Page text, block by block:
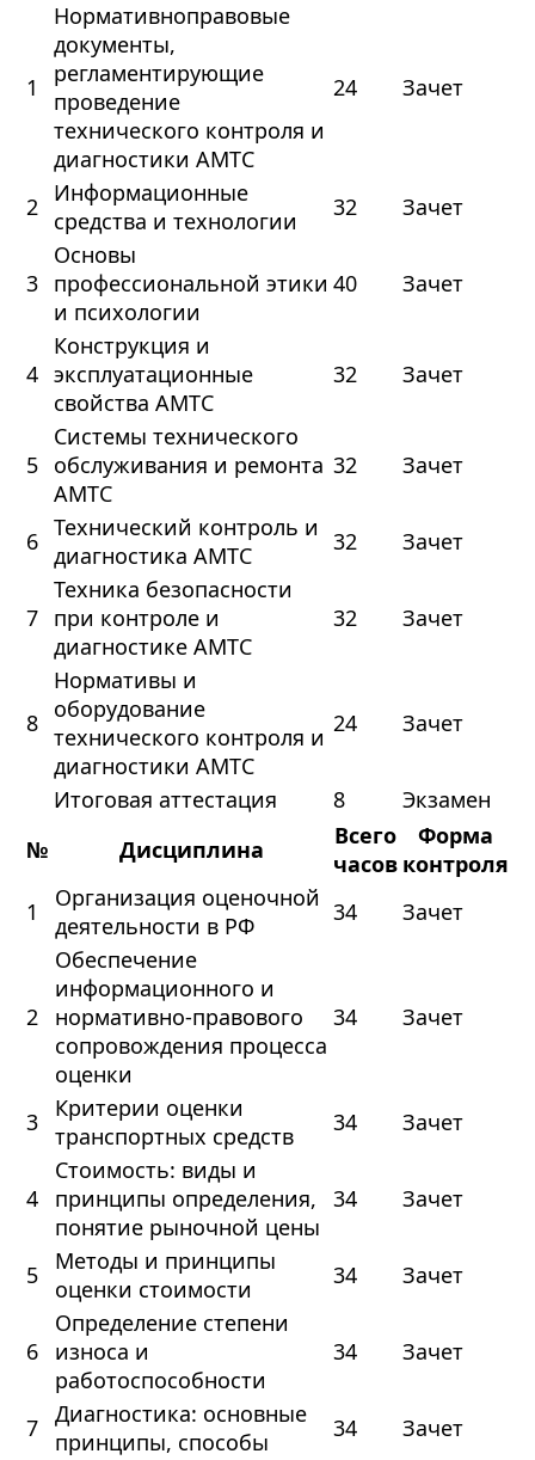
1
Нормативноправовые
документы,
регламентирующие
проведение
технического контроля и
диагностики АМТС
24 Зачет
2 Информационные
средства и технологии
32 Зачет
3
Основы
профессиональной этики
и психологии
40 Зачет
4
Конструкция и
эксплуатационные
свойства АМТС
32 Зачет
5
Системы технического
обслуживания и ремонта
АМТС
32 Зачет
6 Технический контроль и
диагностика АМТС
32 Зачет
7
Техника безопасности
при контроле и
диагностике АМТС
32 Зачет
8
Нормативы и
оборудование
технического контроля и
диагностики АМТС
24 Зачет
Итоговая аттестация 8
Экзамен
№
Дисциплина
Всего
часов
Форма
контроля
1
Организация оценочной
деятельности в РФ
34 Зачет
2
Обеспечение
информационного и
нормативно-правового
сопровождения процесса
оценки
34 Зачет
3
Критерии оценки
транспортных средств
34 Зачет
4
Стоимость: виды и
принципы определения,
понятие рыночной цены
34 Зачет
5
Методы и принципы
оценки стоимости
34 Зачет
6
Определение степени
износа и
работоспособности
34 Зачет
7 Диагностика: основные
принципы, способы
34 Зачет